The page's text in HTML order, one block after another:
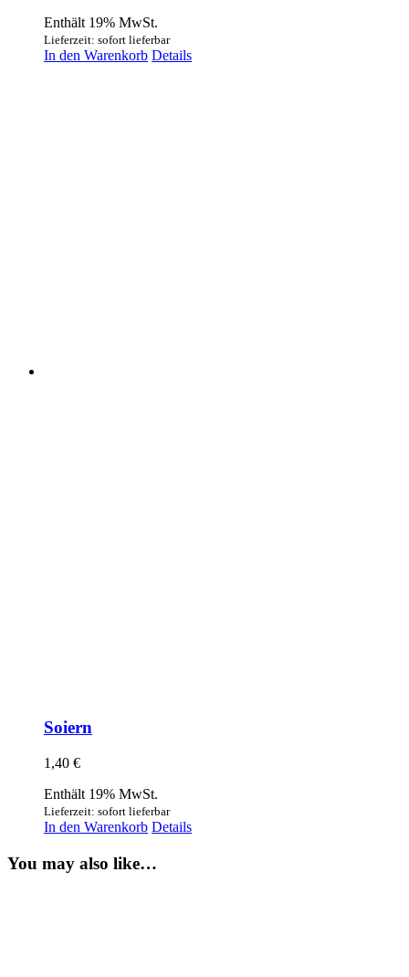
Enthält 19% MwSt.
Lieferzeit: sofort lieferbar
In den Warenkorb Details
Soiern
1,40 €
Enthält 19% MwSt.
Lieferzeit: sofort lieferbar
In den Warenkorb Details
You may also like…